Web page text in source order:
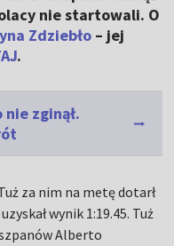
nie startowali. O
Zdziebło – jej
.
zginął.
za nim na metę dotarł
wynik 1:19.45. Tuż
Alberto